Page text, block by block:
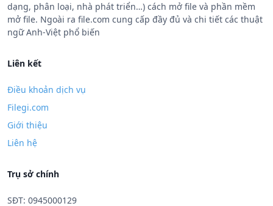
dạng, phân loại, nhà phát triển…) cách mở file và phần mềm
mở file. Ngoài ra file.com cung cấp đầy đủ và chi tiết các thuật
ngữ Anh-Việt phổ biến
Liên kết
Điều khoản dịch vụ
Filegi.com
Giới thiệu
Liên hệ
Trụ sở chính
SĐT: 0945000129